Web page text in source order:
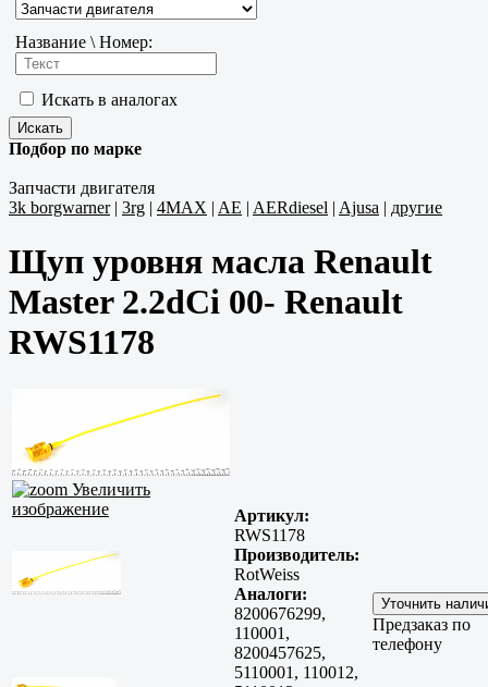
Название \ Номер:
Искать в аналогах
Подбор по марке
Запчасти двигателя
3k borgwarner| 3rg | 4MAX | AE | AERdiesel | Ajusa | другие
Щуп уровня масла Renault
Master 2.2dCi 00- Renault
RWS1178
Увеличить
изображение
Артикул:
RWS1178
Производитель:
RotWeiss
Аналоги:
8200676299,
110001,
8200457625,
5110001, 110012,
Предзаказ по
телефону